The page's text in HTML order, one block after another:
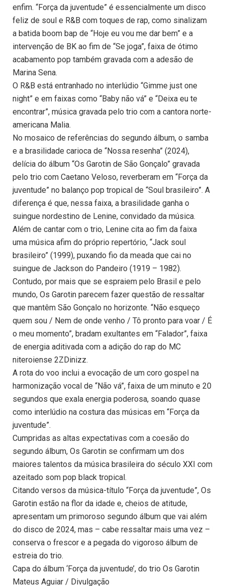
enfim. “Força da juventude” é essencialmente um disco
feliz de soul e R&B com toques de rap, como sinalizam
a batida boom bap de “Hoje eu vou me dar bem” e a
intervenção de BK ao fim de “Se joga”, faixa de ótimo
acabamento pop também gravada com a adesão de
Marina Sena.
O R&B está entranhado no interlúdio “Gimme just one
night” e em faixas como “Baby não vá” e “Deixa eu te
encontrar”, música gravada pelo trio com a cantora norte-
americana Malia.
No mosaico de referências do segundo álbum, o samba
e a brasilidade carioca de “Nossa resenha” (2024),
delícia do álbum “Os Garotin de São Gonçalo” gravada
pelo trio com Caetano Veloso, reverberam em “Força da
juventude” no balanço pop tropical de “Soul brasileiro”. A
diferença é que, nessa faixa, a brasilidade ganha o
suingue nordestino de Lenine, convidado da música.
Além de cantar com o trio, Lenine cita ao fim da faixa
uma música afim do próprio repertório, “Jack soul
brasileiro” (1999), puxando fio da meada que cai no
suingue de Jackson do Pandeiro (1919 – 1982).
Contudo, por mais que se espraiem pelo Brasil e pelo
mundo, Os Garotin parecem fazer questão de ressaltar
que mantêm São Gonçalo no horizonte. “Não esqueço
quem sou / Nem de onde venho / Tô pronto para voar / É
o meu momento”, bradam exultantes em “Falador”, faixa
de energia aditivada com a adição do rap do MC
niteroiense 2ZDinizz.
A rota do voo inclui a evocação de um coro gospel na
harmonização vocal de “Não vá”, faixa de um minuto e 20
segundos que exala energia poderosa, soando quase
como interlúdio na costura das músicas em “Força da
juventude”.
Cumpridas as altas expectativas com a coesão do
segundo álbum, Os Garotin se confirmam um dos
maiores talentos da música brasileira do século XXI com
azeitado som pop black tropical.
Citando versos da música-título “Força da juventude”, Os
Garotin estão na flor da idade e, cheios de atitude,
apresentam um primoroso segundo álbum que vai além
do disco de 2024, mas – cabe ressaltar mais uma vez –
conserva o frescor e a pegada do vigoroso álbum de
estreia do trio.
Capa do álbum ‘Força da juventude’, do trio Os Garotin
Mateus Aguiar / Divulgação